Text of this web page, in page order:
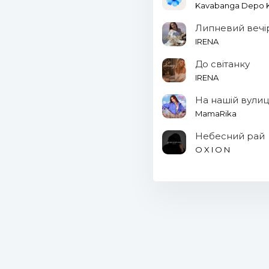
Kavabanga Depo
Липневий
IRENA
До світанку
IRENA
На нашій
MamaRika
Небесний рай
O X I O N